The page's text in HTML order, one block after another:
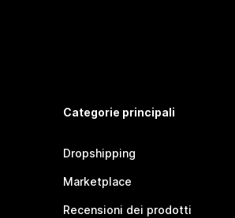
Categorie principali
Dropshipping
Marketplace
Recensioni dei prodotti